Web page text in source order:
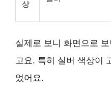
상
실제로 보니 화면으로
고요. 특히 실버 색상이
었어요.